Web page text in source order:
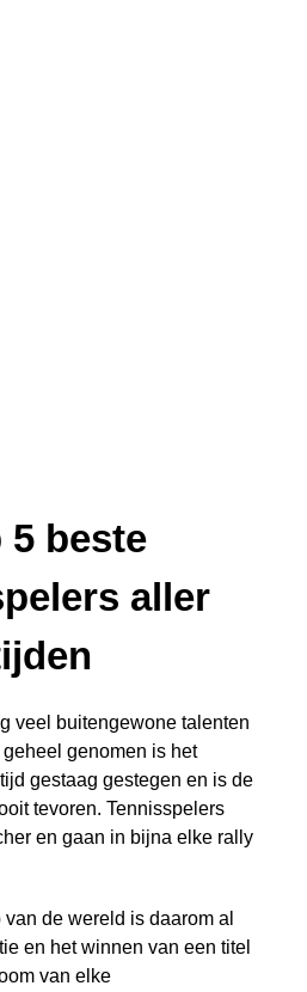
5 beste
aller
veel buitengewone talenten
genomen is het
gestaag gestegen en is de
tevoren. Tennisspelers
en gaan in bijna elke rally
de wereld is daarom al
en het winnen van een titel
van elke